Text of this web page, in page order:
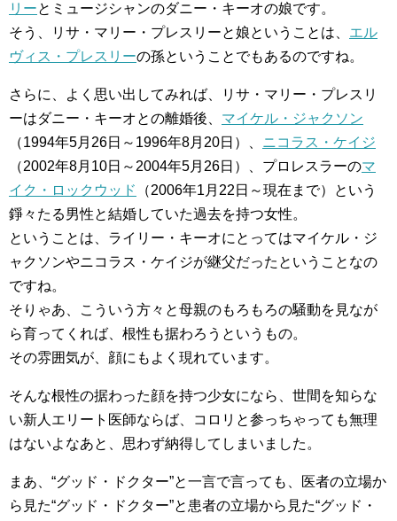
リーとミュージシャンのダニー・キーオの娘です。
そう、リサ・マリー・プレスリーと娘ということは、 エル
ヴィス・プレスリーの孫ということでもあるのですね。
さらに、よく思い出してみれば、リサ・マリー・プレスリ
ーはダニー・キーオとの離婚後、 マイケル・ジャクソン
（1994年5月26日～1996年8月20日）、 ニコラス・ケイジ
（2002年8月10日～2004年5月26日）、プロレスラーのマ
イク・ロックウッド
（2006年1月22日～現在まで）という
錚々たる男性と結婚していた過去を持つ女性。
ということは、ライリー・キーオにとってはマイケル・ジ
ャクソンやニコラス・ケイジが継父だったということなの
ですね。
そりゃあ、こういう方々と母親のもろもろの騒動を見なが
ら育ってくれば、根性も据わろうというもの。
その雰囲気が、顔にもよく現れています。
そんな根性の据わった顔を持つ少女になら、世間を知らな
い新人エリート医師ならば、コロリと参っちゃっても無理
はないよなあと、思わず納得してしまいました。
まあ、“グッド・ドクター”と一言で言っても、医者の立場か
ら見た“グッド・ドクター”と患者の立場から見た“グッド・